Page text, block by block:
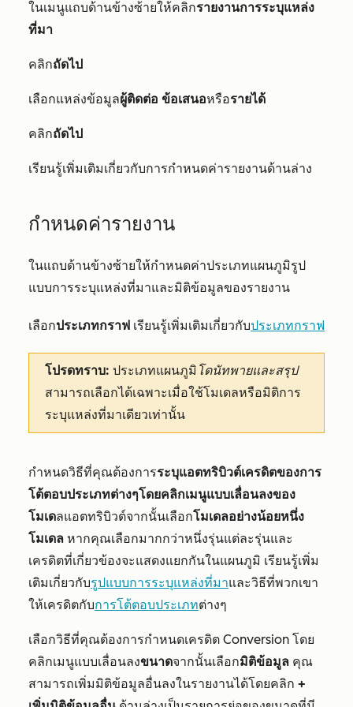
ในเมนูแถบด้านข้างซ้ายให้คลิกรายงานการระบุแหล่ง
ที่มา
คลิกถัดไป
เลือกแหล่งข้อมูลผู้ติดต่อ ข้อเสนอหรือรายได้
คลิกถัดไป
เรียนรู้เพิ่มเติมเกี่ยวกับการกำหนดค่ารายงานด้านล่าง
กำหนดค่ารายงาน
ในแถบด้านข้างซ้ายให้กำหนดค่าประเภทแผนภูมิรูป
แบบการระบุแหล่งที่มาและมิติข้อมูลของรายงาน
เลือกประเภทกราฟ เรียนรู้เพิ่มเติมเกี่ยวกับประเภทกราฟ
โปรดทราบ: ประเภทแผนภูมิ โดนัทพายและสรุป
สามารถเลือกได้เฉพาะเมื่อใช้โมเดลหรือมิติการ
ระบุแหล่งที่มาเดียวเท่านั้น
กำหนดวิธีที่คุณต้องการระบุแอตทริบิวต์เครดิตของการ
โต้ตอบประเภทต่างๆโดยคลิกเมนูแบบเลื่อนลงของ
โมเดลแอตทริบิวต์จากนั้นเลือกโมเดลอย่างน้อยหนึ่ง
โมเดล หากคุณเลือกมากกว่าหนึ่งรุ่นแต่ละรุ่นและ
เครดิตที่เกี่ยวข้องจะแสดงแยกกันในแผนภูมิ เรียนรู้เพิ่ม
เติมเกี่ยวกับรูปแบบการระบุแหล่งที่มาและวิธีที่พวกเขา
ให้เครดิตกับการโต้ตอบประเภทต่างๆ
เลือกวิธีที่คุณต้องการกำหนดเครดิต Conversion โดย
คลิกเมนูแบบเลื่อนลงขนาดจากนั้นเลือกมิติข้อมูล คุณ
สามารถเพิ่มมิติข้อมูลอื่นลงในรายงานได้โดยคลิก +